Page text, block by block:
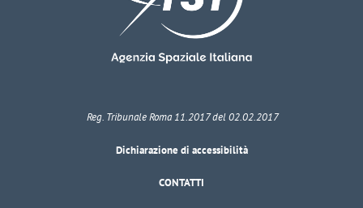
Reg. Tribunale Roma 11.2017 del 02.02.2017
Dichiarazione di accessibilità
CONTATTI